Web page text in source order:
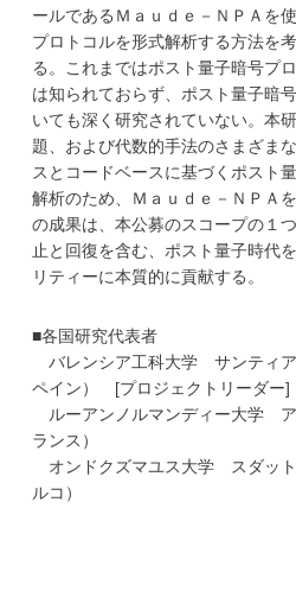
ールであるＭａｕｄｅ－ＮＰＡを
プロトコルを形式解析する方法を
る。これまではポスト量子暗号プ
は知られておらず、ポスト量子暗
いても深く研究されていない。本
題、および代数的手法のさまざま
スとコードベースに基づくポスト
解析のため、Ｍａｕｄｅ－ＮＰＡ
の成果は、本公募のスコープの１
止と回復を含む、ポスト量子時代
リティーに本質的に貢献する。
■各国研究代表者
バレンシア工科大学 サンティア
ペイン） [プロジェクトリーダー]
ルーアンノルマンディー大学 ア
ランス）
オンドクズマユス大学 スダット
ルコ）